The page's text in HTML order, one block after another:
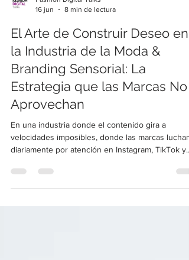
Fashion Digital Talks
El Arte de Construir Deseo en
la Industria de la Moda &
Branding Sensorial: La
Estrategia que las Marcas No
Aprovechan
En una industria donde el contenido gira a
velocidades imposibles, donde las marcas luchan
vez pesa más: ¿qué hace que una marca